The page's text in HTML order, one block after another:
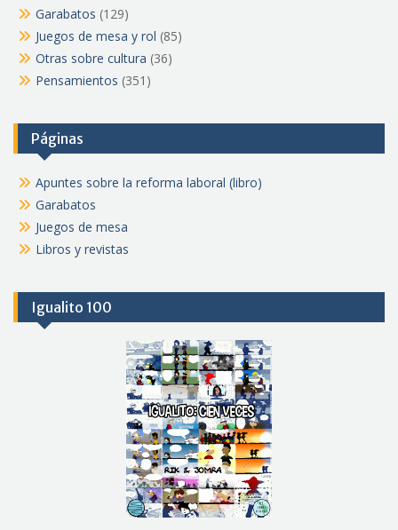
Garabatos (129)
Juegos de mesa y rol (85)
Otras sobre cultura (36)
Pensamientos (351)
Páginas
Apuntes sobre la reforma laboral (libro)
Garabatos
Juegos de mesa
Libros y revistas
Igualito 100